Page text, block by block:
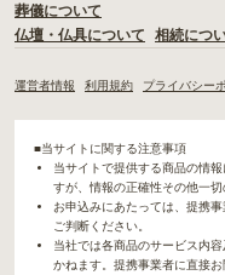
葬儀について
仏壇・仏具について
相続につ
運営者情報 利用規約 プライバシー
■当サイトに関する注意事項
当サイトで提供する商品の情
すが、情報の正確性その他一
お申込みにあたっては、提携
ご判断ください。
当社では各商品のサービス内
かねます。提携事業者に直接お